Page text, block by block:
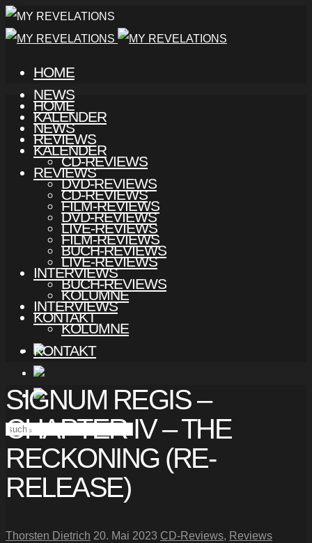
HOME
NEWS
KALENDER
REVIEWS
CD-REVIEWS
DVD-REVIEWS
FILM-REVIEWS
LIVE-REVIEWS
BUCH-REVIEWS
INTERVIEWS
KOLUMNE
KONTAKT
HOME
NEWS
KALENDER
REVIEWS
CD-REVIEWS
DVD-REVIEWS
FILM-REVIEWS
LIVE-REVIEWS
BUCH-REVIEWS
INTERVIEWS
KOLUMNE
KONTAKT
SIGNUM REGIS –
CHAPTER IV – THE
RECKONING (RE-
RELEASE)
Thorsten Dietrich 20. Mai 2023 CD-Reviews, Reviews